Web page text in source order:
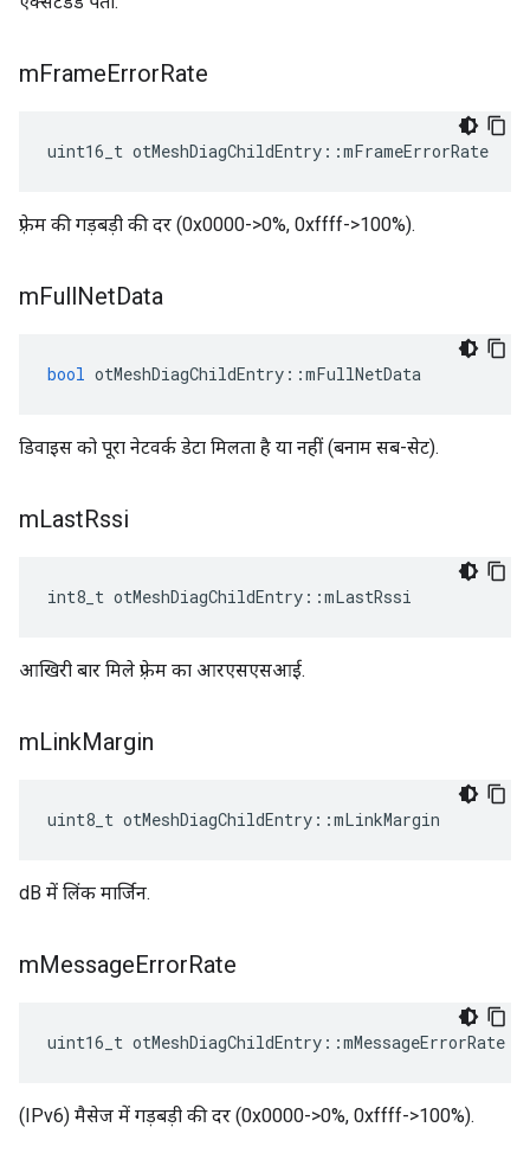
mFrameErrorRate
uint16_t otMeshDiagChildEntry ::mFrameErrorRate
फ़्रेम की गड़बड़ी की दर (0x0000->0%, 0xffff->100%).
mFullNetData
bool otMeshDiagChildEntry ::mFullNetData
डिवाइस को पूरा नेटवर्क डेटा मिलता है या नहीं (बनाम सब-सेट).
mLastRssi
int8_t otMeshDiagChildEntry ::mLastRssi
आखिरी बार मिले फ़्रेम का आरएसएसआई.
mLinkMargin
uint8_t otMeshDiagChildEntry ::mLinkMargin
dB में लिंक मार्जिन.
mMessageErrorRate
uint16_t otMeshDiagChildEntry ::mMessageErrorRate
(IPv6) मैसेज में गड़बड़ी की दर (0x0000->0%, 0xffff->100%).